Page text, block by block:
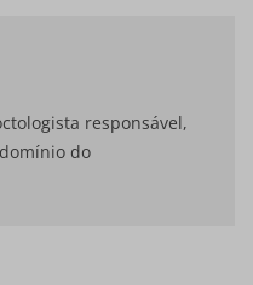
responsável,
do